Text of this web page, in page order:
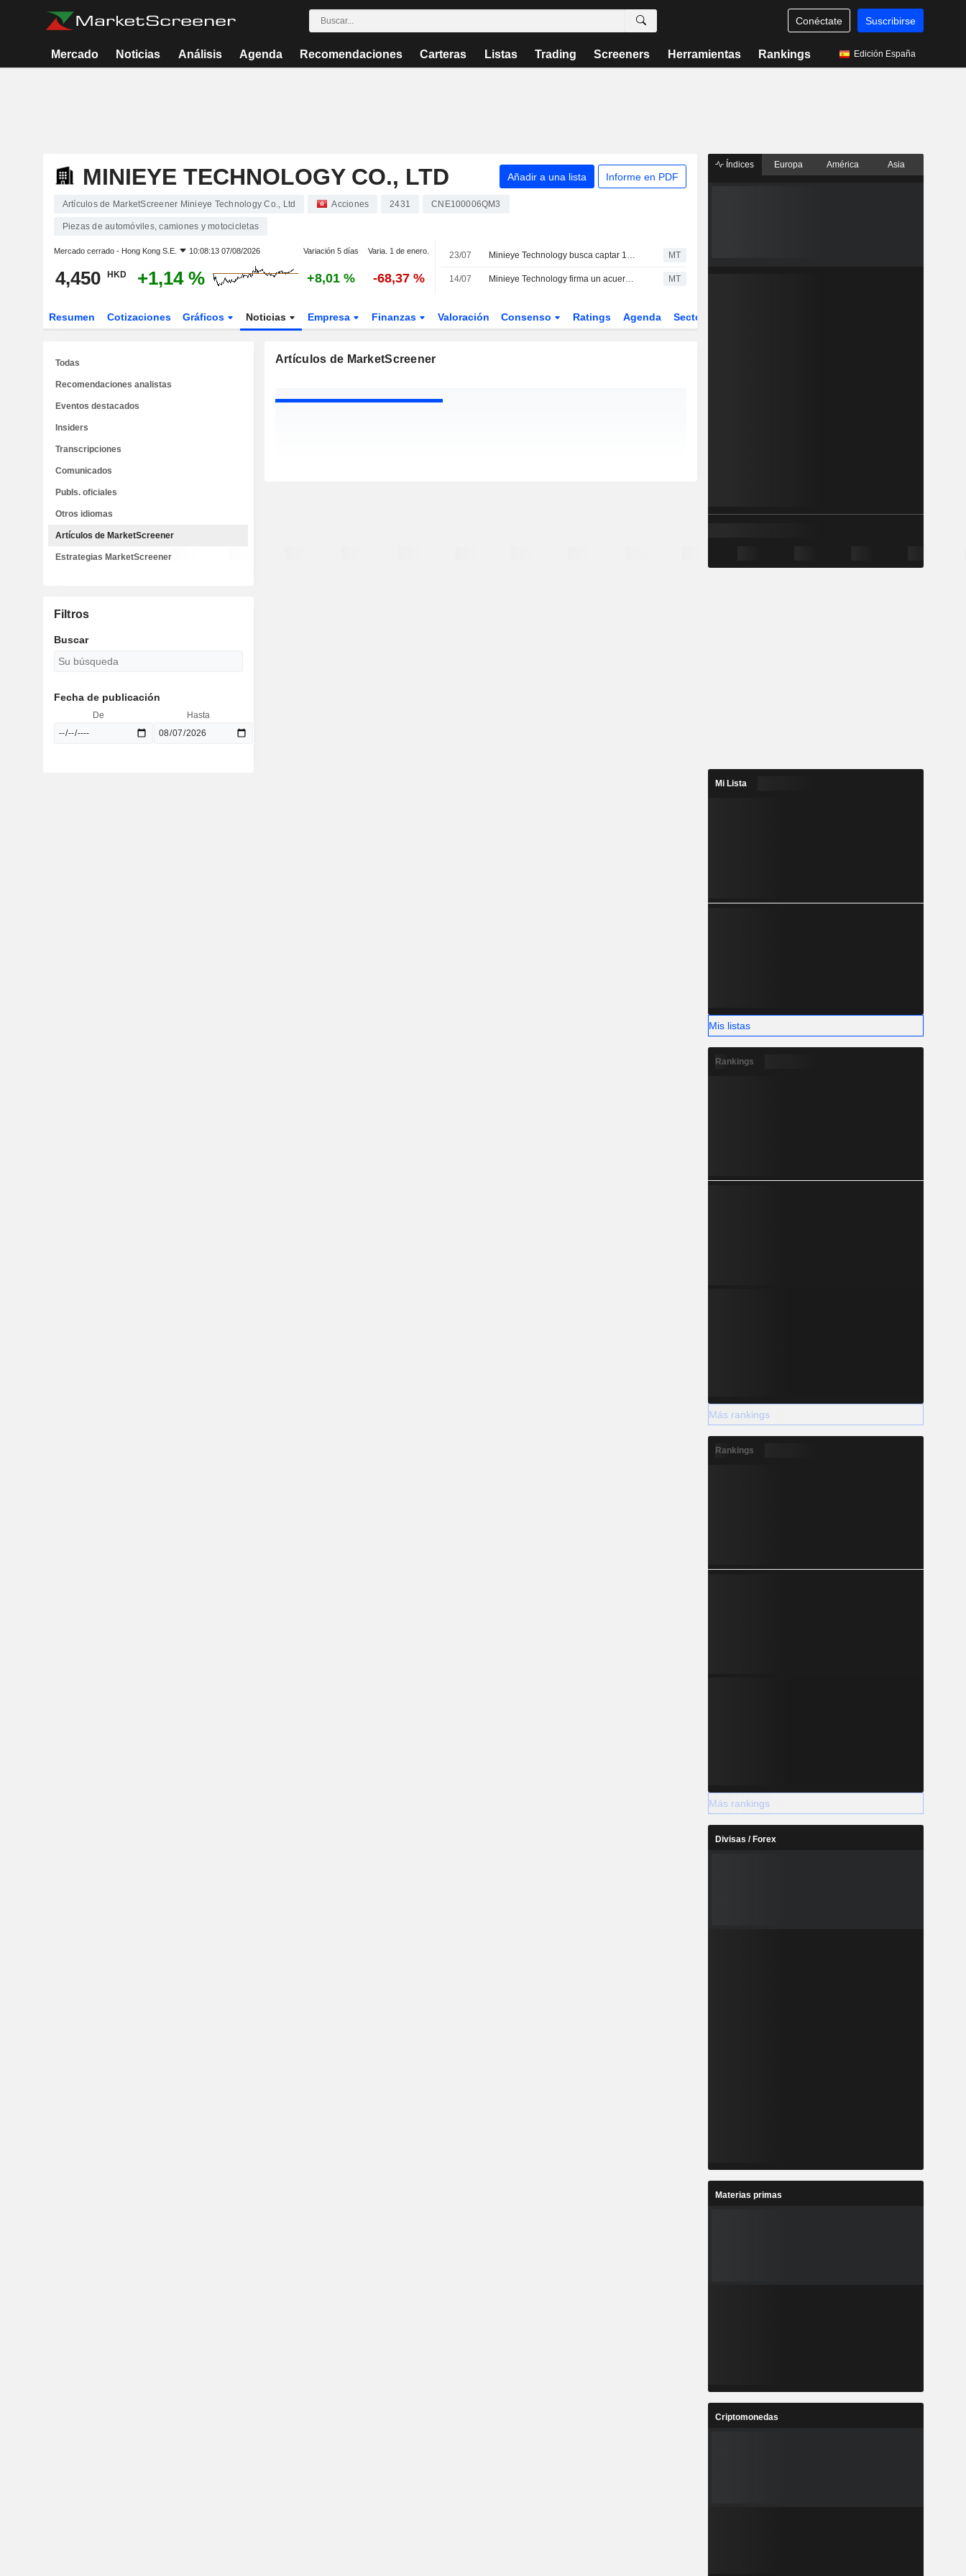
Conéctate Suscribirse
Mercado Noticias Análisis Agenda Recomendaciones Carteras Listas Trading Screeners Herramientas Rankings Edición España
MINIEYE TECHNOLOGY CO., LTD Añadir a una lista Informe en PDF
Artículos de MarketScreener Minieye Technology Co., Ltd Acciones 2431 CNE100006QM3
Piezas de automóviles, camiones y motocicletas
Mercado cerrado - Hong Kong S.E. 10:08:13 07/08/2026 Variación 5 días Varia. 1 de enero.
4,450 HKD +1,14 % +8,01 % -68,37 %
23/07 Minieye Technology busca captar 122 millones de HKD mediante una colocación de acciones; sus títulos caen un 14% MT
14/07 Minieye Technology firma un acuerdo de logística autónoma con DiDi Delivery MT
Resumen Cotizaciones Gráficos Noticias Empresa Finanzas Valoración Consenso Ratings Agenda Sector
Artículos de MarketScreener
Todas
Recomendaciones analistas
Eventos destacados
Insiders
Transcripciones
Comunicados
Publs. oficiales
Otros idiomas
Artículos de MarketScreener
Estrategias MarketScreener
Filtros
Buscar
Fecha de publicación
De Hasta
Índices Europa América Asia
Mi Lista
Mis listas
Rankings
Más rankings
Rankings
Más rankings
Divisas / Forex
Materias primas
Criptomonedas